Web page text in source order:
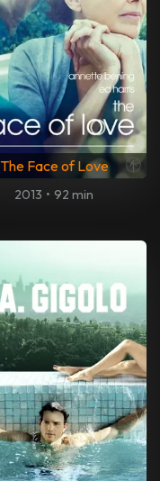
The Face of Love
2013 • 92 min